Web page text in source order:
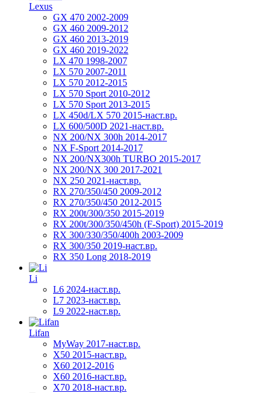
Lexus
GX 470 2002-2009
GX 460 2009-2012
GX 460 2013-2019
GX 460 2019-2022
LX 470 1998-2007
LX 570 2007-2011
LX 570 2012-2015
LX 570 Sport 2010-2012
LX 570 Sport 2013-2015
LX 450d/LX 570 2015-наст.вр.
LX 600/500D 2021-наст.вр.
NX 200/NX 300h 2014-2017
NX F-Sport 2014-2017
NX 200/NX300h TURBO 2015-2017
NX 200/NX 300 2017-2021
NX 250 2021-наст.вр.
RX 270/350/450 2009-2012
RX 270/350/450 2012-2015
RX 200t/300/350 2015-2019
RX 200t/300/350/450h (F-Sport) 2015-2019
RX 300/330/350/400h 2003-2009
RX 300/350 2019-наст.вр.
RX 350 Long 2018-2019
Li
L6 2024-наст.вр.
L7 2023-наст.вр.
L9 2022-наст.вр.
Lifan
MyWay 2017-наст.вр.
X50 2015-наст.вр.
X60 2012-2016
X60 2016-наст.вр.
X70 2018-наст.вр.